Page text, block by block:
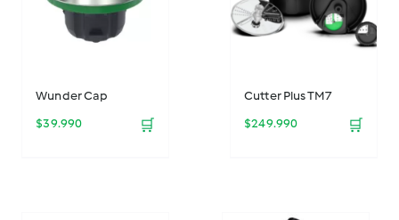
Wunder Cap
$39.990 🛒
Cutter Plus TM7
$249.990 🛒